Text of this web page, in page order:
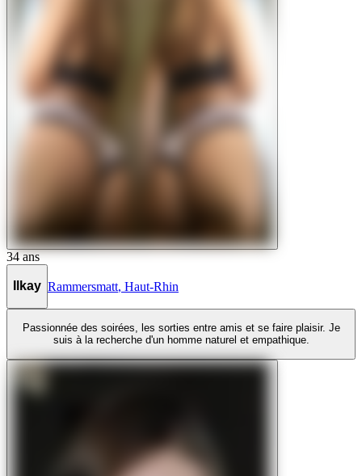
34 ans
Ilkay Rammersmatt Haut-Rhin
Passionnée des soirées, les sorties entre amis et se faire plaisir. Je
suis à la recherche d'un homme naturel et empathique.